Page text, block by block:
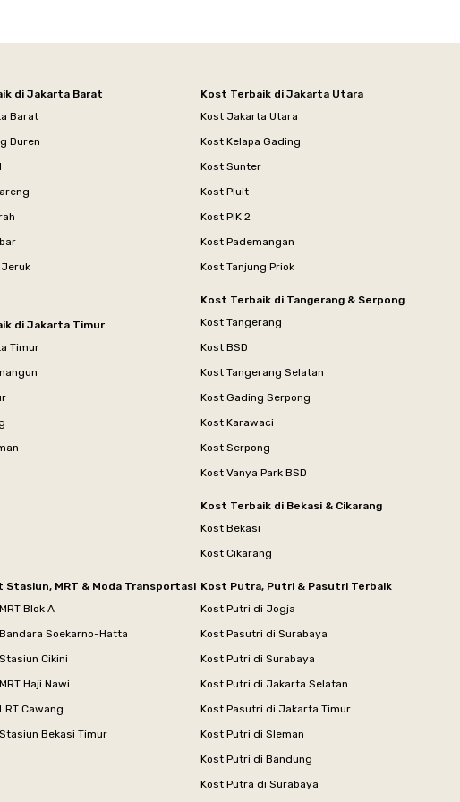
di Jakarta Barat
Barat
Duren
Jeruk
di Jakarta Timur
Timur
Kost Terbaik di Jakarta Utara
Kost Jakarta Utara
Kost Kelapa Gading
Kost Sunter
Kost Pluit
Kost PIK 2
Kost Pademangan
Kost Tanjung Priok
Kost Terbaik di Tangerang & Serpong
Kost Tangerang
Kost BSD
Kost Tangerang Selatan
Kost Gading Serpong
Kost Karawaci
Kost Serpong
Kost Vanya Park BSD
Kost Terbaik di Bekasi & Cikarang
Kost Bekasi
Kost Cikarang
Stasiun, MRT & Moda Transportasi
Blok A
Soekarno-Hatta
Cikini
Haji Nawi
Cawang
Bekasi Timur
Kost Putra, Putri & Pasutri Terbaik
Kost Putri di Jogja
Kost Pasutri di Surabaya
Kost Putri di Surabaya
Kost Putri di Jakarta Selatan
Kost Pasutri di Jakarta Timur
Kost Putri di Sleman
Kost Putri di Bandung
Kost Putra di Surabaya